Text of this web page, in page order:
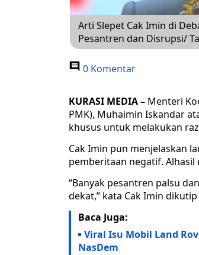
Arti Slepet Cak Imin di
Pesantren dan Disrupsi/
0 Komentar
KURASI MEDIA – Menteri
PMK), Muhaimin Iskandar
khusus untuk melakukan
Cak Imin pun menjelaskan
pemberitaan negatif.
“Banyak pesantren palsu
dekat,” kata Cak Imin
Baca Juga:
Viral Isu Mobil Land
NasDem